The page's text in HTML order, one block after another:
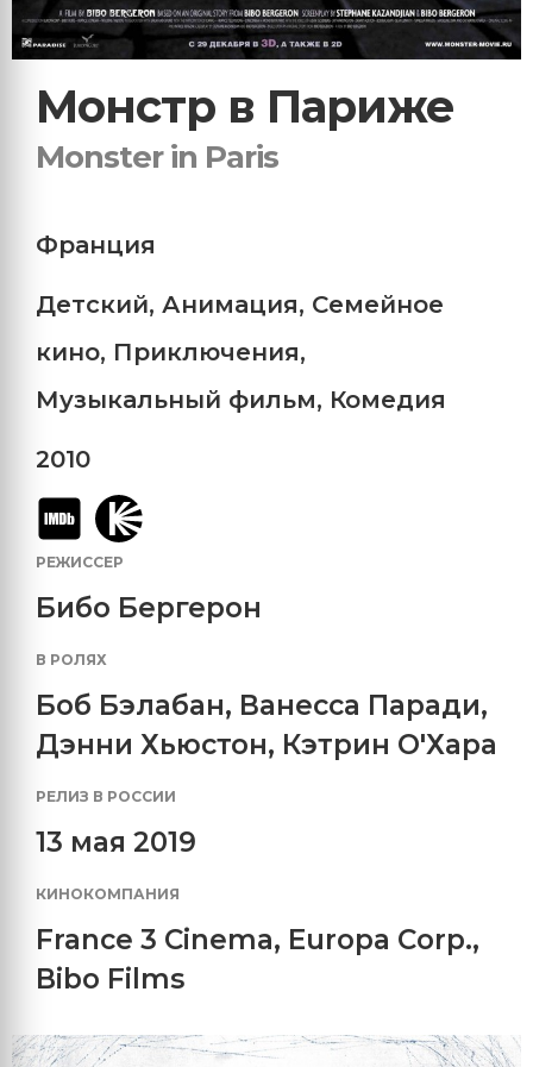
Монстр в Париже
Monster in Paris
Франция
Детский, Анимация, Семейное
кино, Приключения,
Музыкальный фильм, Комедия
2010
РЕЖИССЕР
Бибо Бергерон
В РОЛЯХ
Боб Бэлабан, Ванесса Паради,
Дэнни Хьюстон, Кэтрин О'Хара
РЕЛИЗ В РОССИИ
13 мая 2019
КИНОКОМПАНИЯ
France 3 Cinema, Europa Corp.,
Bibo Films